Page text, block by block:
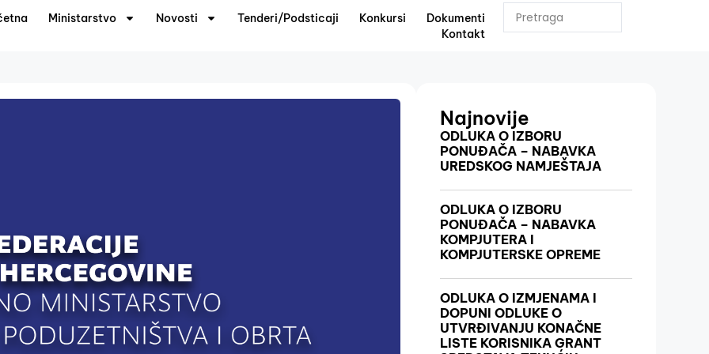
Ministarstvo Novosti Tenderi/Podsticaji Konkursi
Dokumenti
Kontakt
Najnovije
ODLUKA O IZBORU
PONUĐAČA – NABAVKA
UREDSKOG NAMJEŠTAJA
ODLUKA O IZBORU
PONUĐAČA – NABAVKA
KOMPJUTERA I
KOMPJUTERSKE OPREME
ODLUKA O IZMJENAMA I
DOPUNI ODLUKE O
UTVRĐIVANJU KONAČNE
LISTE KORISNIKA GRANT